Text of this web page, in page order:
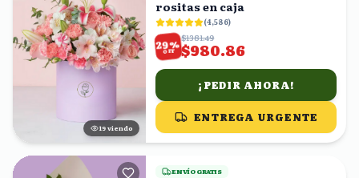
18 viendo
rositas en caja
(4,586)
29%
OFF
$1381.49
$980.86
¡PEDIR AHORA!
ENTREGA URGENTE
ENVÍO GRATIS